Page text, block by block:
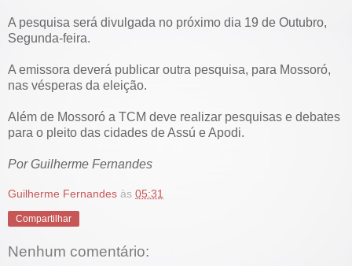
A pesquisa será divulgada no próximo dia 19 de Outubro,
Segunda-feira.
A emissora deverá publicar outra pesquisa, para Mossoró,
nas vésperas da eleição.
Além de Mossoró a TCM deve realizar pesquisas e debates
para o pleito das cidades de Assú e Apodi.
Por Guilherme Fernandes
Guilherme Fernandes às 05:31
Compartilhar
Nenhum comentário: